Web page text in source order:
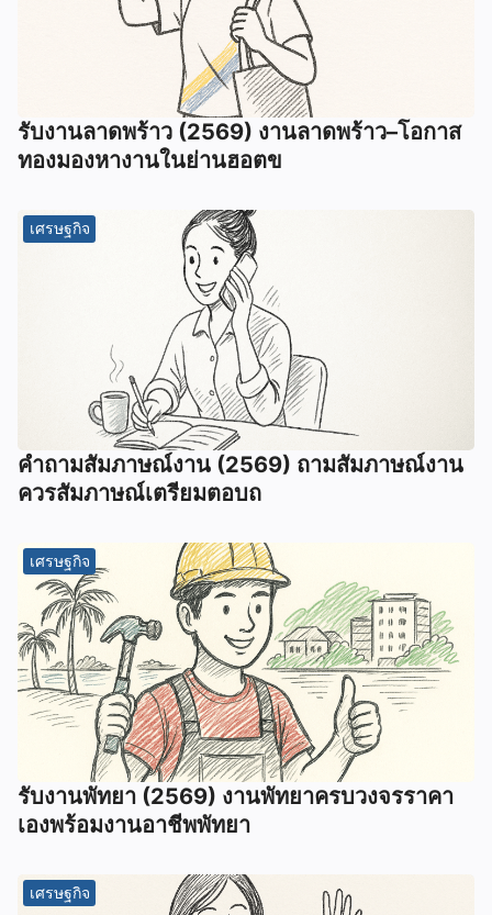
รับงานลาดพร้าว (2569) งานลาดพร้าว–โอกาส
ทองมองหางานในย่านฮอตข
เศรษฐกิจ
คําถามสัมภาษณ์งาน (2569) ถามสัมภาษณ์งาน
ควรสัมภาษณ์เตรียมตอบถ
เศรษฐกิจ
รับงานพัทยา (2569) ️งานพัทยาครบวงจรราคา
เองพร้อมงานอาชีพพัทยา
เศรษฐกิจ